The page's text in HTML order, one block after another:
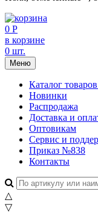
0 Р
в корзине
0 шт.
Меню
Каталог товаров
Новинки
Распродажа
Доставка и
Оптовикам
Сервис и
Приказ №838
Контакты
△
▽